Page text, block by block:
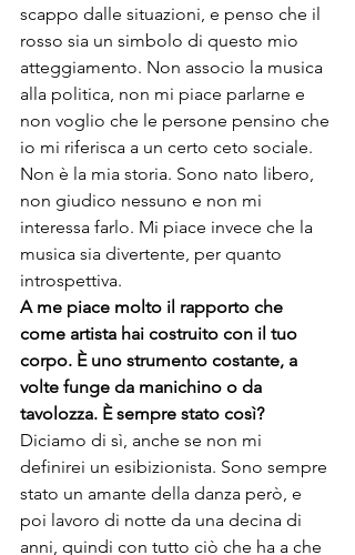
scappo dalle situazioni, e penso che il
rosso sia un simbolo di questo mio
atteggiamento. Non associo la musica
alla politica, non mi piace parlarne e
non voglio che le persone pensino che
io mi riferisca a un certo ceto sociale.
Non è la mia storia. Sono nato libero,
non giudico nessuno e non mi
interessa farlo. Mi piace invece che la
musica sia divertente, per quanto
introspettiva.
A me piace molto il rapporto che
come artista hai costruito con il tuo
corpo. È uno strumento costante, a
volte funge da manichino o da
tavolozza. È sempre stato così?
Diciamo di sì, anche se non mi
definirei un esibizionista. Sono sempre
stato un amante della danza però, e
poi lavoro di notte da una decina di
anni, quindi con tutto ciò che ha a che